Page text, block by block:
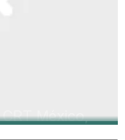
CRT México,